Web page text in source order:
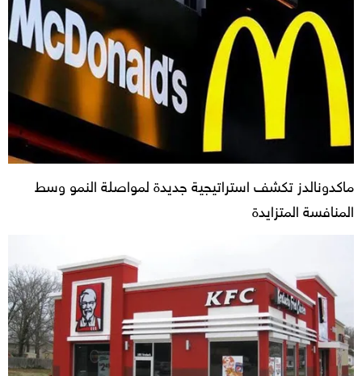
ماكدونالدز تكشف استراتيجية جديدة لمواصلة النمو وسط
المنافسة المتزايدة